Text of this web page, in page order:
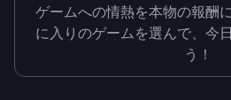
ゲームへの情熱を本物の報酬
に入りのゲームを選んで、今
う！